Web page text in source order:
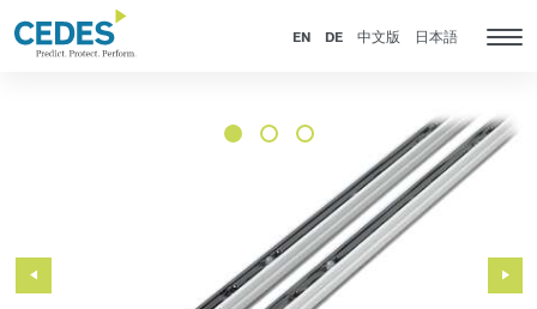
闻
to
homepage
to
navigation
to
content
to
footer
EN DE 中文版 日本語
Previous
Slide
Next
Slide